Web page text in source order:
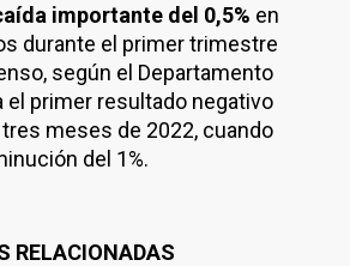
importante del 0,5% en
durante el primer trimestre
según el Departamento
el primer resultado negativo
meses de 2022, cuando
del 1%.
RELACIONADAS